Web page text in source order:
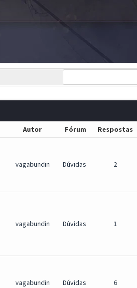
Autor Fórum Respostas
vagabundin Dúvidas 2
vagabundin Dúvidas 1
vagabundin Dúvidas 6